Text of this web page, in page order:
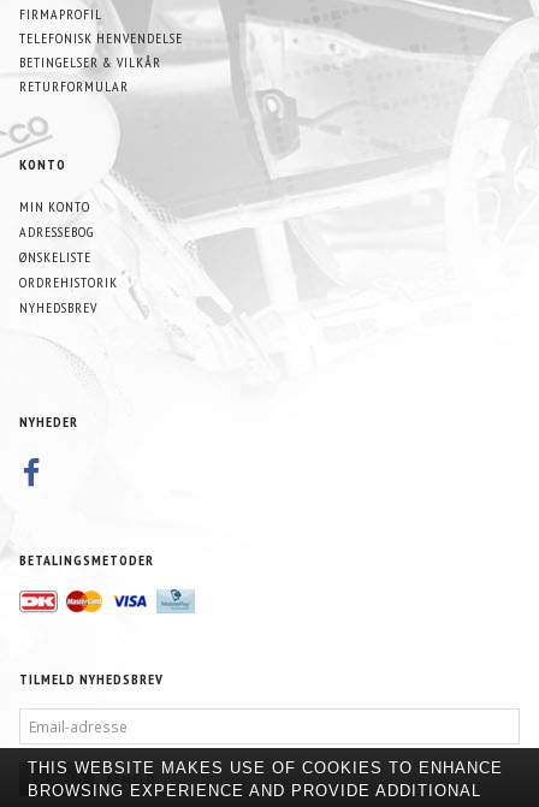
FIRMAPROFIL
TELEFONISK HENVENDELSE
BETINGELSER & VILKÅR
RETURFORMULAR
KONTO
MIN KONTO
ADRESSEBOG
ØNSKELISTE
ORDREHISTORIK
NYHEDSBREV
NYHEDER
BETALINGSMETODER
TILMELD NYHEDSBREV
ADRESSE
TILMELD AFMELD
THIS WEBSITE MAKES USE OF COOKIES TO ENHANCE
BROWSING EXPERIENCE AND PROVIDE ADDITIONAL